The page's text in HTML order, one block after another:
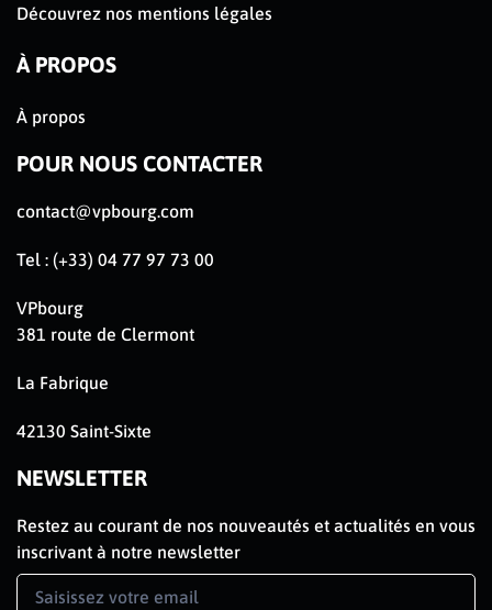
Découvrez nos mentions légales
À PROPOS
À propos
POUR NOUS CONTACTER
contact@vpbourg.com
Tel : (+33) 04 77 97 73 00
VPbourg
381 route de Clermont
La Fabrique
42130 Saint-Sixte
NEWSLETTER
Restez au courant de nos nouveautés et actualités en vous
inscrivant à notre newsletter
Newsletter